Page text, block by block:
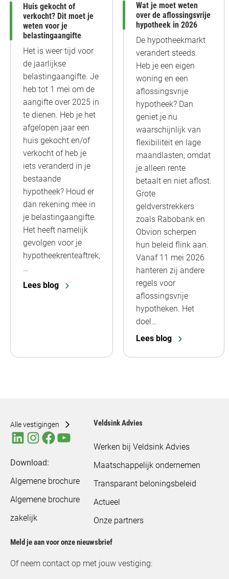
Huis gekocht of
verkocht? Dit moet je
weten voor je
belastingaangifte
Het is weer tijd voor
de jaarlijkse
belastingaangifte. Je
heb tot 1 mei om de
aangifte over 2025 in
te dienen. Heb je het
afgelopen jaar een
huis gekocht en/of
verkocht of heb je
iets veranderd in je
bestaande
hypotheek? Houd er
dan rekening mee in
je belastingaangifte.
Het heeft namelijk
gevolgen voor je
hypotheekrenteaftrek,
…
Lees blog
Wat je moet weten
over de aflossingsvrije
hypotheek in 2026
De hypotheekmarkt
verandert steeds.
Heb je een eigen
woning en een
aflossingsvrije
hypotheek? Dan
geniet je nu
waarschijnlijk van
flexibiliteit en lage
maandlasten, omdat
je alleen rente
betaalt en niet aflost.
Grote
geldverstrekkers
zoals Rabobank en
Obvion scherpen
hun beleid flink aan.
Vanaf 11 mei 2026
hanteren zij andere
regels voor
aflossingsvrije
hypotheken. Het
doel…
Lees blog
Alle vestigingen
Download:
Algemene brochure
Algemene brochure
zakelijk
Veldsink Advies
Werken bij Veldsink Advies
Maatschappelijk ondernemen
Transparant beloningsbeleid
Actueel
Onze partners
Meld je aan voor onze nieuwsbrief
Of neem contact op met jouw vestiging: